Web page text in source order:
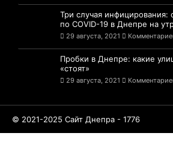
Три случая инфицирования:
по COVID-19 в Днепре на
29 августа, 2021
Пробки в Днепре: какие
«стоят»
29 августа, 2021
© 2021-2025 Сайт Днепра - 1776